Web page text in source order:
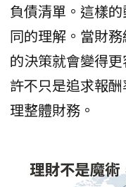
負債清單。這樣
同的理解。當財
的決策就會變得
許不只是追求報
理整體財務。